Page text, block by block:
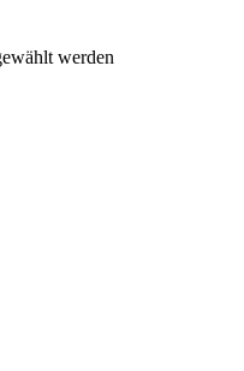
werden